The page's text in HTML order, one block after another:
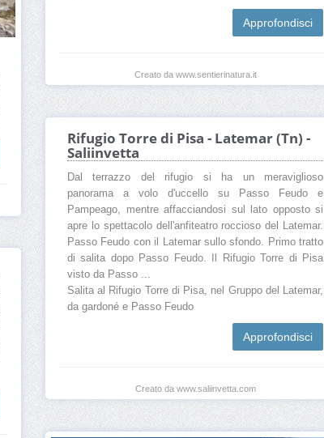
Approfondisci
Creato da www.sentierinatura.it
Rifugio Torre di Pisa - Latemar (Tn) -
Saliinvetta
Dal terrazzo del rifugio si ha un meraviglioso
panorama a volo d'uccello su Passo Feudo e
Pampeago, mentre affacciandosi sul lato opposto si
apre lo spettacolo dell'anfiteatro roccioso del Latemar.
Passo Feudo con il Latemar sullo sfondo. Primo tratto
di salita dopo Passo Feudo. Il Rifugio Torre di Pisa
visto da Passo ...
Salita al Rifugio Torre di Pisa, nel Gruppo del Latemar,
da gardoné e Passo Feudo
Approfondisci
Creato da www.saliinvetta.com